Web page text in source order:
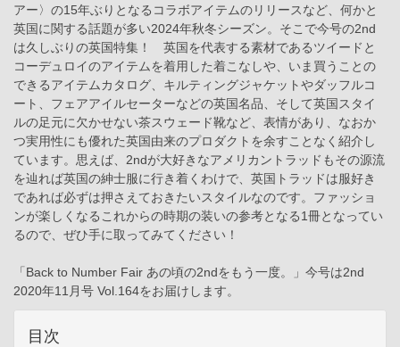
アー〉の15年ぶりとなるコラボアイテムのリリースなど、何かと
英国に関する話題が多い2024年秋冬シーズン。そこで今号の2nd
は久しぶりの英国特集！ 英国を代表する素材であるツイードと
コーデュロイのアイテムを着用した着こなしや、いま買うことの
できるアイテムカタログ、キルティングジャケットやダッフルコ
ート、フェアアイルセーターなどの英国名品、そして英国スタイ
ルの足元に欠かせない茶スウェード靴など、表情があり、なおか
つ実用性にも優れた英国由来のプロダクトを余すことなく紹介し
ています。思えば、2ndが大好きなアメリカントラッドもその源流
を辿れば英国の紳士服に行き着くわけで、英国トラッドは服好き
であれば必ずは押さえておきたいスタイルなのです。ファッショ
ンが楽しくなるこれからの時期の装いの参考となる1冊となってい
るので、ぜひ手に取ってみてください！
「Back to Number Fair あの頃の2ndをもう一度。」今号は2nd
2020年11月号 Vol.164をお届けします。
目次